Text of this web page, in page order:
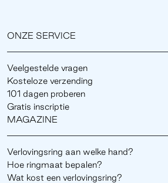
ONZE SERVICE
Veelgestelde vragen
Kosteloze verzending
101 dagen proberen
Gratis inscriptie
MAGAZINE
Verlovingsring aan welke hand?
Hoe ringmaat bepalen?
Wat kost een verlovingsring?